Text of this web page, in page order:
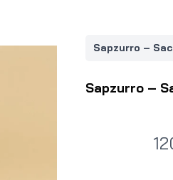
Sapzurro –
Sapzurro –
N